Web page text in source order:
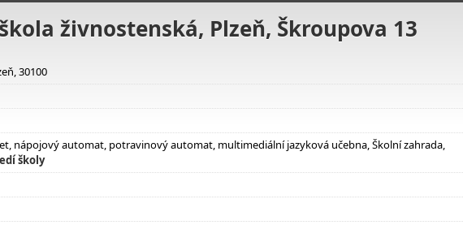
živnostenská, Plzeň, Škroupova 13
30100
nápojový automat, potravinový automat, multimediální jazyková učebna, Školní zahrada,
školy